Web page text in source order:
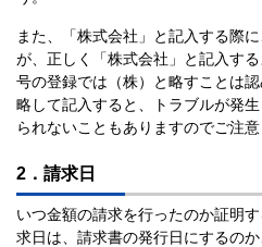
また、「株式会社」と記入する際
が、正しく「株式会社」と記入す
号の登録では（株）と略すことは
略して記入すると、トラブルが発
られないこともありますのでご注意
2．請求日
いつ金額の請求を行ったのか証明
求日は、請求書の発行日にするの